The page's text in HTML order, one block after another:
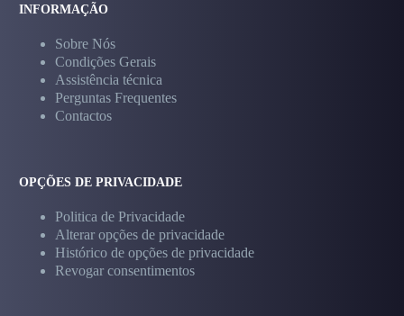
INFORMAÇÃO
Sobre Nós
Condições Gerais
Assistência técnica
Perguntas Frequentes
Contactos
OPÇÕES DE PRIVACIDADE
Politica de Privacidade
Alterar opções de privacidade
Histórico de opções de privacidade
Revogar consentimentos